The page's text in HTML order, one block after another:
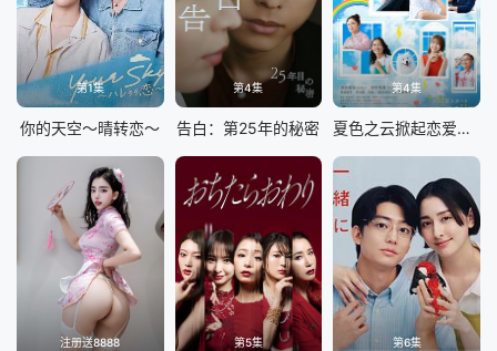
第1集
你的天空～晴转恋～
第4集
告白：第25年的秘密
第4集
夏色之云掀起恋爱与风暴
注册送8888 第5集 第6集